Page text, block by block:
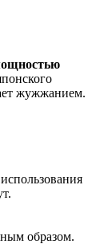
жужжанием.
образом.